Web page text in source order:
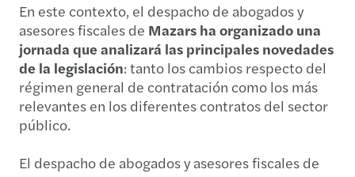
En este contexto, el despacho de abogados y
asesores fiscales de Mazars ha organizado una
jornada que analizará las principales novedades
de la legislación: tanto los cambios respecto del
régimen general de contratación como los más
relevantes en los diferentes contratos del sector
público.
El despacho de abogados y asesores fiscales de